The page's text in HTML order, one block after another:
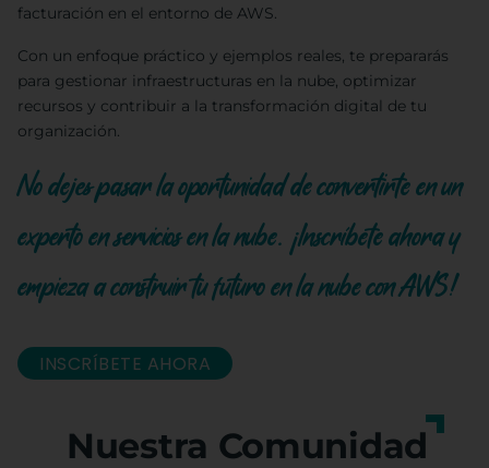
facturación en el entorno de AWS.
Con un enfoque práctico y ejemplos reales, te prepararás
para gestionar infraestructuras en la nube, optimizar
recursos y contribuir a la transformación digital de tu
organización.
No dejes pasar la oportunidad de convertirte en un
experto en servicios en la nube. ¡Inscríbete ahora y
empieza a construir tu futuro en la nube con AWS!
INSCRÍBETE AHORA
Nuestra Comunidad